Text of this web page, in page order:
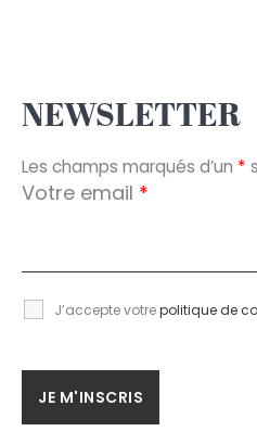
NEWSLETTER
Les champs marqués d’un *
Votre email *
J’accepte votrepolitique de